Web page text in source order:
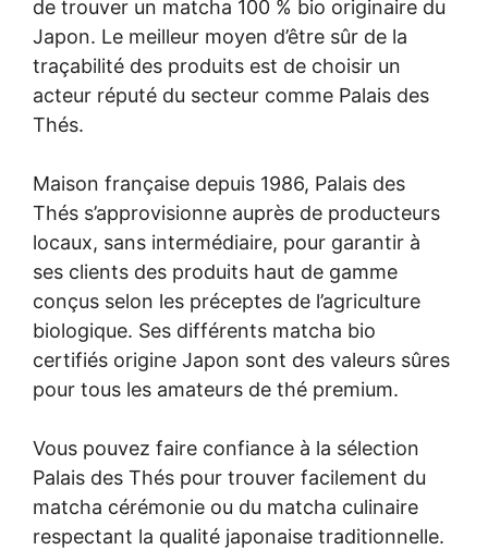
de trouver un matcha 100 % bio originaire du
Japon. Le meilleur moyen d’être sûr de la
traçabilité des produits est de choisir un
acteur réputé du secteur comme Palais des
Thés.
Maison française depuis 1986, Palais des
Thés s’approvisionne auprès de producteurs
locaux, sans intermédiaire, pour garantir à
ses clients des produits haut de gamme
conçus selon les préceptes de l’agriculture
biologique. Ses différents matcha bio
certifiés origine Japon sont des valeurs sûres
pour tous les amateurs de thé premium.
Vous pouvez faire confiance à la sélection
Palais des Thés pour trouver facilement du
matcha cérémonie ou du matcha culinaire
respectant la qualité japonaise traditionnelle.